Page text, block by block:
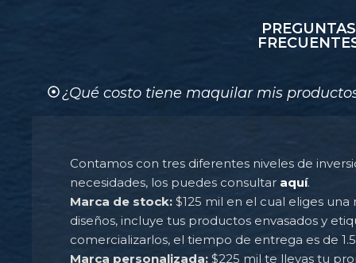
¿Qué costo tiene maquilar mis
Contamos con tres diferentes niveles de
necesidades, los puedes consultar aquí.
Marca de stock: $125 mil en el cual eliges
diseños, incluye tus productos envasados y
comercializarlos, el tiempo de entrega es de
Marca personalizada: $225 mil te llevas tu
PREGUNTAS